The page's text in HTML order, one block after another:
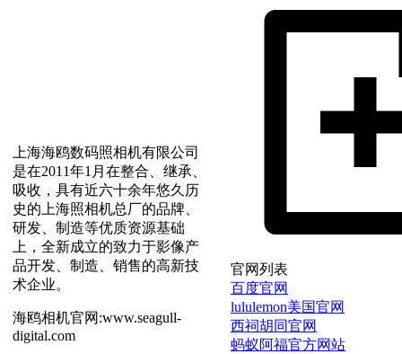
上海海鸥数码照相机有限公司
是在2011年1月在整合、继承、
吸收，具有近六十余年悠久历
史的上海照相机总厂的品牌、
研发、制造等优质资源基础
上，全新成立的致力于影像产
品开发、制造、销售的高新技
术企业。
海鸥相机官网:www.seagull-
digital.com
官网列表
百度官网
lululemon美国官网
西祠胡同官网
蚂蚁阿福官方网站